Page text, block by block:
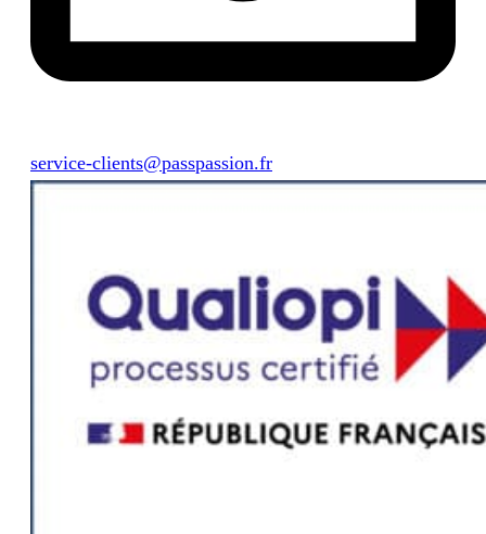
service-clients@passpassion.fr